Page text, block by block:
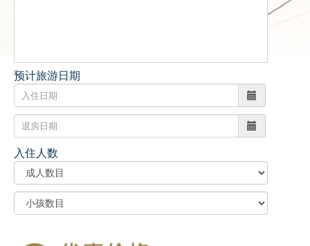
预计旅游日期
入住人数